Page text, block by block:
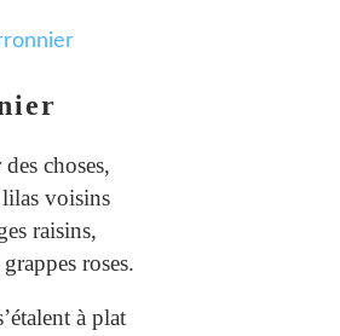
choses,
voisins
raisins,
roses.
à plat